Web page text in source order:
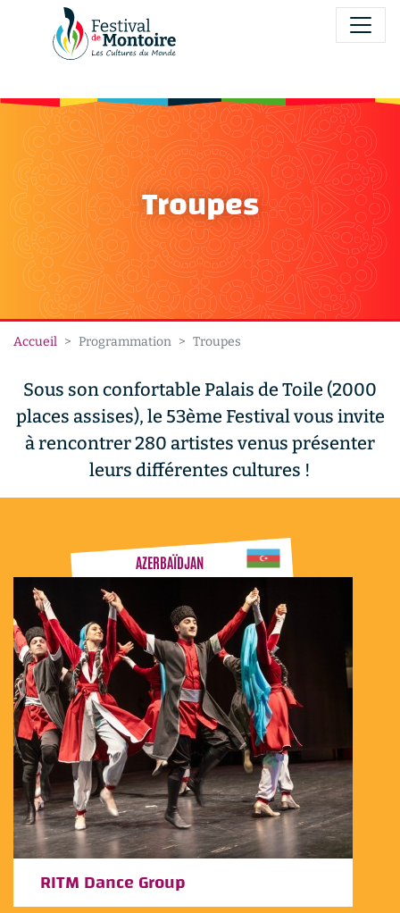
Troupes
Accueil Programmation Troupes
Troupes
Sous son confortable Palais de Toile (2000
places assises), le 53ème Festival vous invite
à rencontrer 280 artistes venus présenter
leurs différentes cultures !
RITM Dance Group
AZERBAÏDJAN
Panneau de gestion des cookies